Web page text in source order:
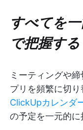
すべてを
で把握する
ミーティングや
プリを頻繁に切り
ClickUpカレンダ
の予定を一元的に